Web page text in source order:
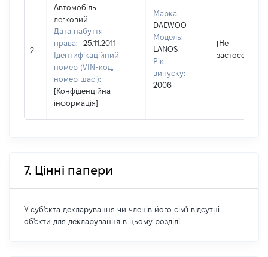
2
Автомобіль
легковий
Дата набуття
права:
25.11.2011
Ідентифікаційний
номер (VIN-код,
номер шасі):
[Конфіденційна
інформація]
Марка:
DAEWOO
Модель:
LANOS
Рік
випуску:
2006
[Не
7. Цінні папери
У суб'єкта декларування чи членів його сім'ї відсутні
об'єкти для декларування в цьому розділі.